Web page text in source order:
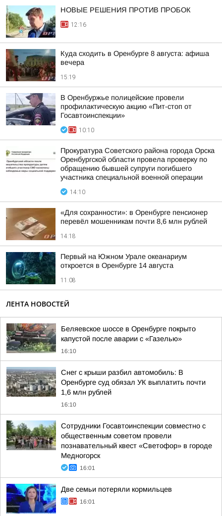
НОВЫЕ РЕШЕНИЯ ПРОТИВ ПРОБОК
12:16
Куда сходить в Оренбурге 8 августа: афиша
вечера
15:19
В Оренбуржье полицейские провели
профилактическую акцию «Пит-стоп от
Госавтоинспекции»
10:10
Прокуратура Советского района города Орска
Оренбургской области провела проверку по
обращению бывшей супруги погибшего
участника специальной военной операции
14:10
«Для сохранности»: в Оренбурге пенсионер
перевёл мошенникам почти 8,6 млн рублей
14:18
Первый на Южном Урале океанариум
откроется в Оренбурге 14 августа
11:08
ЛЕНТА НОВОСТЕЙ
Беляевское шоссе в Оренбурге покрыто
капустой после аварии с «Газелью»
16:10
Снег с крыши разбил автомобиль: В
Оренбурге суд обязал УК выплатить почти
1,6 млн рублей
16:10
Сотрудники Госавтоинспекции совместно с
общественным советом провели
познавательный квест «Светофор» в городе
Медногорск
16:01
Две семьи потеряли кормильцев
16:01